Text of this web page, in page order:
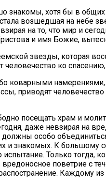
хотя бы в
возшедшая на небе
на то, что мир и
и имя Божие,
звезды, которая
человечество ко
коварными
приводят
посещать храм и
даже невзирая на
особо
и знакомых. К большому
испытание. Только
поветрие с
Каждому